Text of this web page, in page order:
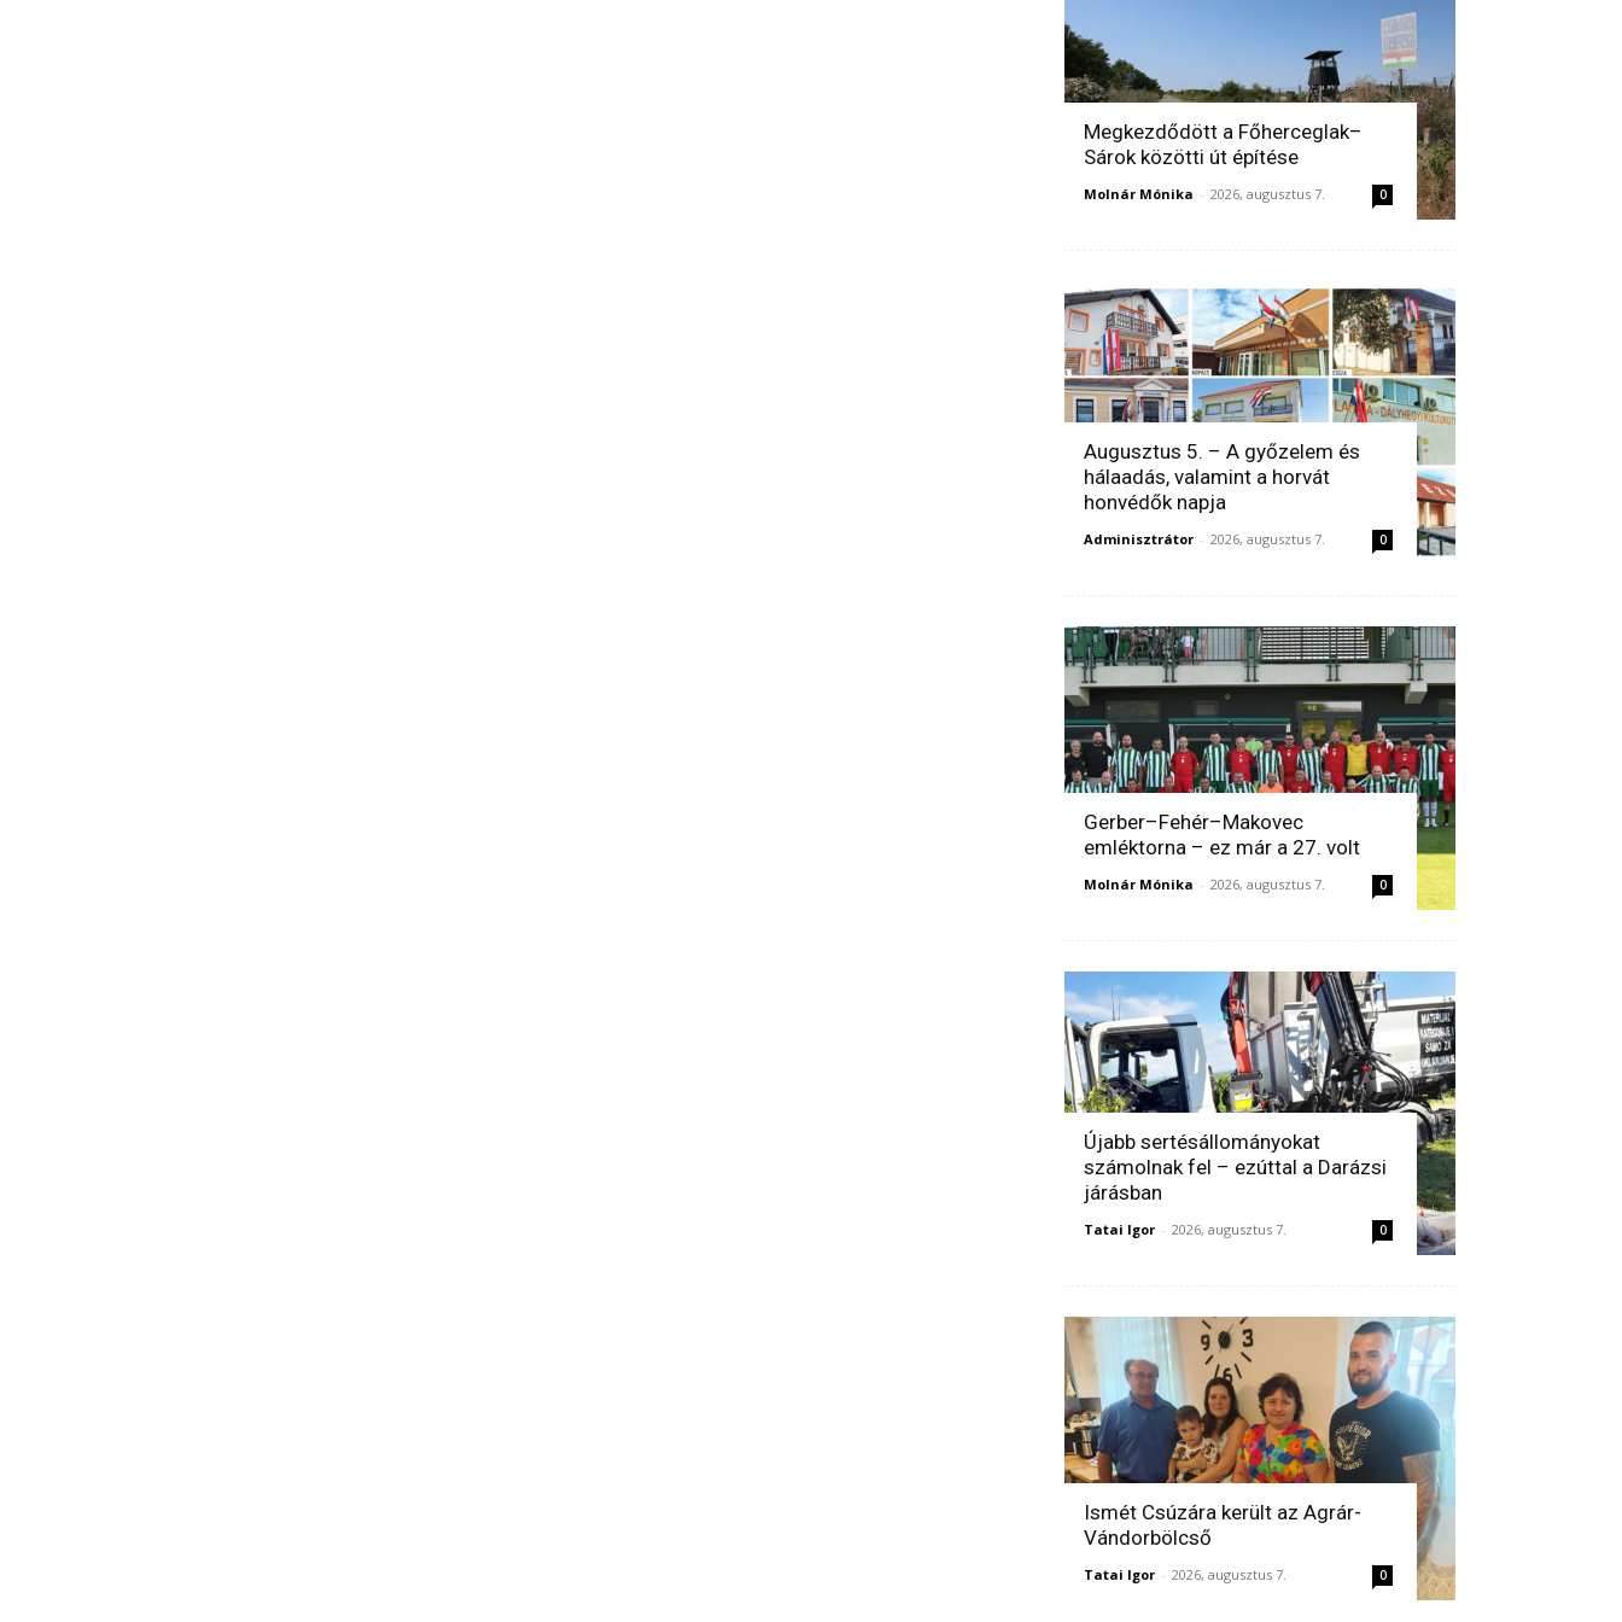
Megkezdődött a Főherceglak–
Sárok közötti út építése
Molnár Mónika - 2026, augusztus 7. 0
Augusztus 5. – A győzelem és
hálaadás, valamint a horvát
honvédők napja
Adminisztrátor - 2026, augusztus 7. 0
Gerber–Fehér–Makovec
emléktorna – ez már a 27. volt
Molnár Mónika - 2026, augusztus 7. 0
Újabb sertésállományokat
számolnak fel – ezúttal a Darázsi
járásban
Tatai Igor - 2026, augusztus 7. 0
Ismét Csúzára került az Agrár-
Vándorbölcső
Tatai Igor - 2026, augusztus 7. 0